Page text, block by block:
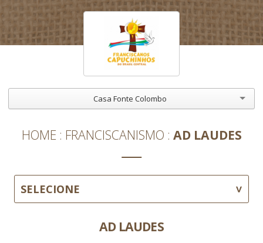
Casa Fonte Colombo
HOME FRANCISCANISMO AD LAUDES
SELECIONE
AD LAUDES